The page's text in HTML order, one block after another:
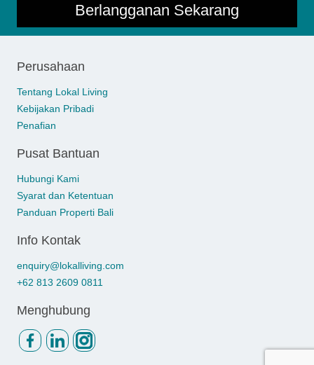
Berlangganan Sekarang
Perusahaan
Tentang Lokal Living
Kebijakan Pribadi
Penafian
Pusat Bantuan
Hubungi Kami
Syarat dan Ketentuan
Panduan Properti Bali
Info Kontak
enquiry@lokalliving.com
+62 813 2609 0811
Menghubung